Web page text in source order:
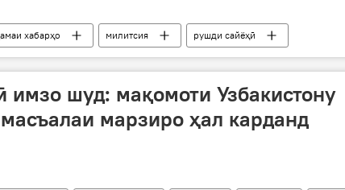
хабарҳо милитсия
рушди сайёҳӣ
Саразм Сайёҳӣ Суғд
имзо шуд: мақомоти Узбакистону
марзиро ҳал карданд